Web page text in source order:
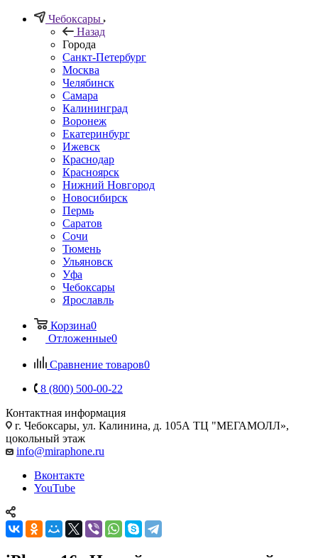
Чебоксары
Назад
Города
Санкт-Петербург
Москва
Челябинск
Самара
Калининград
Воронеж
Екатеринбург
Ижевск
Краснодар
Красноярск
Нижний Новгород
Новосибирск
Пермь
Саратов
Сочи
Тюмень
Ульяновск
Уфа
Чебоксары
Ярославль
Корзина0
Отложенные0
Сравнение товаров0
8 (800) 500-00-22
Контактная информация
г. Чебоксары, ул. Калинина, д. 105А ТЦ "МЕГАМОЛЛ»,
цокольный этаж
info@miraphone.ru
Вконтакте
YouTube